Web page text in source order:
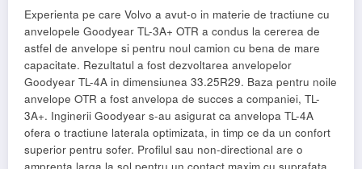
Experienta pe care Volvo a avut-o in materie de tractiune cu
anvelopele Goodyear TL-3A+ OTR a condus la cererea de
astfel de anvelope si pentru noul camion cu bena de mare
capacitate. Rezultatul a fost dezvoltarea anvelopelor
Goodyear TL-4A in dimensiunea 33.25R29. Baza pentru noile
anvelope OTR a fost anvelopa de succes a companiei, TL-
3A+. Inginerii Goodyear s-au asigurat ca anvelopa TL-4A
ofera o tractiune laterala optimizata, in timp ce da un confort
superior pentru sofer. Profilul sau non-directional are o
amprenta larga la sol pentru un contact maxim cu suprafata